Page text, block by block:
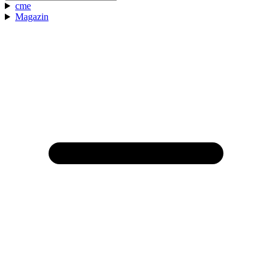
cme
Magazin